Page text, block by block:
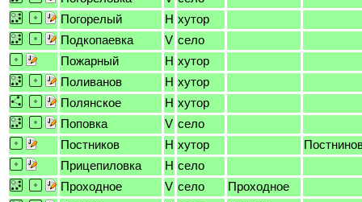
Погорелый
H хутор
Подкопаевка
V село
Пожарный
H хутор
Поливанов
H хутор
Полянское
H хутор
Поповка
V село
Постников
H хутор
Прицепиловка
H село
Проходное
V село
Проходное